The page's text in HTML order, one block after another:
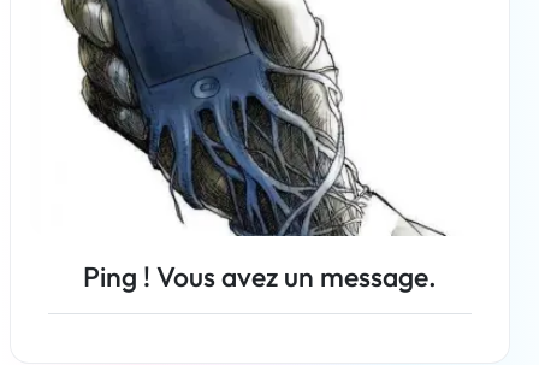
Ping ! Vous avez un message.